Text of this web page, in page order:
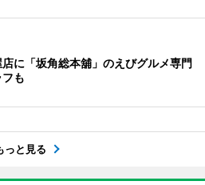
に「坂角総本舖」のえびグルメ専門
も
っと見る